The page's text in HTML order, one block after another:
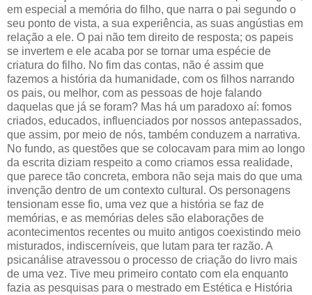
em especial a memória do filho, que narra o pai segundo o
seu ponto de vista, a sua experiência, as suas angústias em
relação a ele. O pai não tem direito de resposta; os papeis
se invertem e ele acaba por se tornar uma espécie de
criatura do filho. No fim das contas, não é assim que
fazemos a história da humanidade, com os filhos narrando
os pais, ou melhor, com as pessoas de hoje falando
daquelas que já se foram? Mas há um paradoxo aí: fomos
criados, educados, influenciados por nossos antepassados,
que assim, por meio de nós, também conduzem a narrativa.
No fundo, as questões que se colocavam para mim ao longo
da escrita diziam respeito a como criamos essa realidade,
que parece tão concreta, embora não seja mais do que uma
invenção dentro de um contexto cultural. Os personagens
tensionam esse fio, uma vez que a história se faz de
memórias, e as memórias deles são elaborações de
acontecimentos recentes ou muito antigos coexistindo meio
misturados, indiscerníveis, que lutam para ter razão. A
psicanálise atravessou o processo de criação do livro mais
de uma vez. Tive meu primeiro contato com ela enquanto
fazia as pesquisas para o mestrado em Estética e História